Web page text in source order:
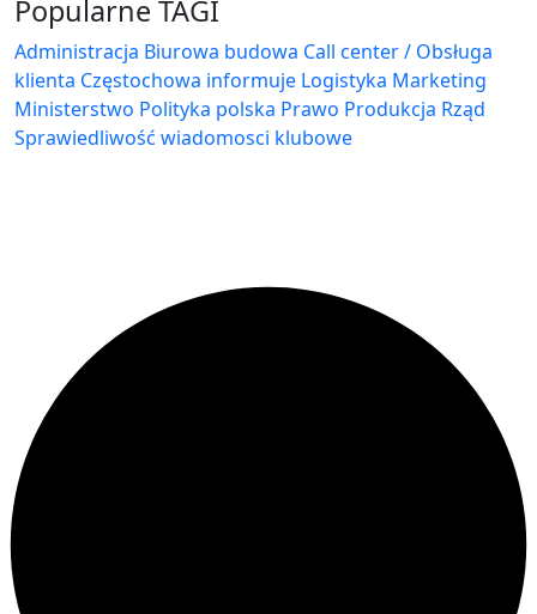
Popularne TAGI
Administracja Biurowa budowa Call center / Obsługa
klienta Częstochowa informuje Logistyka Marketing
Ministerstwo Polityka polska Prawo Produkcja Rząd
Sprawiedliwość wiadomosci klubowe